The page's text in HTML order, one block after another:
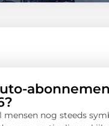
mensen nog steeds